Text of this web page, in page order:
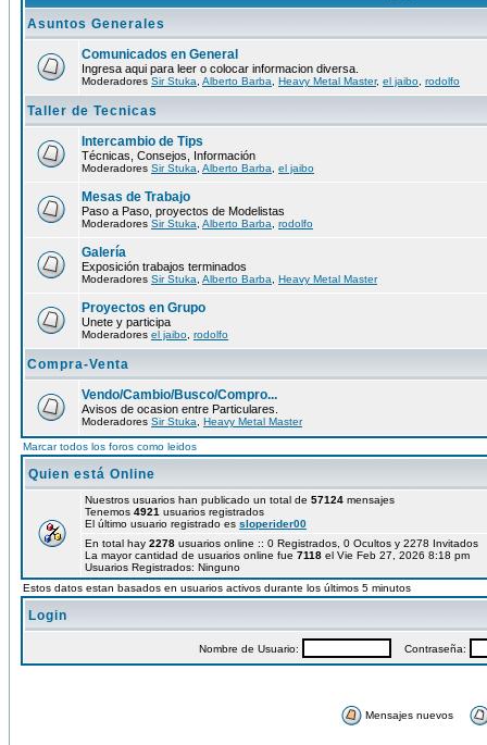
Asuntos Generales
Comunicados en General
Ingresa aqui para leer o colocar informacion diversa.
Moderadores Sir Stuka Alberto Barba Heavy Metal Master, el jaibo rodolfo
Taller de Tecnicas
Intercambio de Tips
Técnicas, Consejos, Información
Moderadores Sir Stuka Alberto Barba el jaibo
Mesas de Trabajo
Paso a Paso, proyectos de Modelistas
Moderadores Sir Stuka Alberto Barba rodolfo
Galería
Exposición trabajos terminados
Moderadores Sir Stuka Alberto Barba Heavy Metal Master
Proyectos en Grupo
Unete y participa
Moderadores el jaibo rodolfo
Compra-Venta
Vendo/Cambio/Busco/Compro...
Avisos de ocasion entre Particulares.
Moderadores Sir Stuka Heavy Metal Master
Marcar todos los foros como leidos
Quien está Online
Nuestros usuarios han publicado un total de 57124 mensajes
Tenemos 4921 usuarios registrados
El último usuario registrado es sloperider00
En total hay 2278 usuarios online :: 0 Registrados, 0 Ocultos y 2278
La mayor cantidad de usuarios online fue 7118 el Vie Feb 27, 2026 8:18 pm
Usuarios Registrados: Ninguno
Estos datos estan basados en usuarios activos durante los últimos 5 minutos
Login
Nombre de Usuario: Contraseña:
Mensajes nuevos